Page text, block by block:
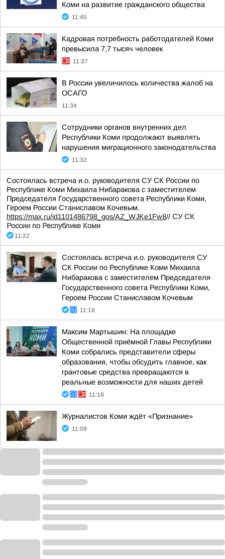
Коми на развитие гражданского общества
11:45
Кадровая потребность работодателей Коми
превысила 7,7 тысяч человек
11:37
В России увеличилось количества жалоб на
ОСАГО
11:34
Сотрудники органов внутренних дел
Республики Коми продолжают выявлять
нарушения миграционного законодательства
11:32
Состоялась встреча и.о. руководителя СУ СК России по
Республике Коми Михаила Нибаракова с заместителем
Председателя Государственного совета Республики Коми,
Героем России Станиславом Кочевым.
https://max.ru/id1101486798_gos/AZ_WJKe1Fw8// СУ СК
России по Республике Коми
11:22
Состоялась встреча и.о. руководителя СУ
СК России по Республике Коми Михаила
Нибаракова с заместителем Председателя
Государственного совета Республики Коми,
Героем России Станиславом Кочевым
11:18
Максим Мартышин: На площадке
Общественной приёмной Главы Республики
Коми собрались представители сферы
образования, чтобы обсудить главное, как
грантовые средства превращаются в
реальные возможности для наших детей
11:18
Журналистов Коми ждёт «Признание»
11:09